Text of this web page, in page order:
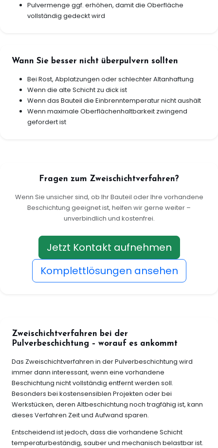
Pulvermenge ggf. erhöhen, damit die Oberfläche
vollständig gedeckt wird
Wann Sie besser nicht überpulvern sollten
Bei Rost, Abplatzungen oder schlechter Altanhaftung
Wenn die alte Schicht zu dick ist
Wenn das Bauteil die Einbrenntemperatur nicht aushält
Wenn maximale Oberflächenhaltbarkeit zwingend
gefordert ist
Fragen zum Zweischichtverfahren?
Wenn Sie unsicher sind, ob Ihr Bauteil oder Ihre vorhandene
Beschichtung geeignet ist, helfen wir gerne weiter –
unverbindlich und kostenfrei.
Jetzt Kontakt aufnehmen
Komplettlösungen ansehen
Zweischichtverfahren bei der
Pulverbeschichtung – worauf es ankommt
Das Zweischichtverfahren in der Pulverbeschichtung wird
immer dann interessant, wenn eine vorhandene
Beschichtung nicht vollständig entfernt werden soll.
Besonders bei kostensensiblen Projekten oder bei
Werkstücken, deren Altbeschichtung noch tragfähig ist, kann
dieses Verfahren Zeit und Aufwand sparen.
Entscheidend ist jedoch, dass die vorhandene Schicht
temperaturbeständig, sauber und mechanisch belastbar ist.